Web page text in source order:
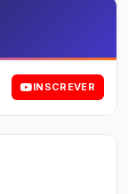
INSCREVER